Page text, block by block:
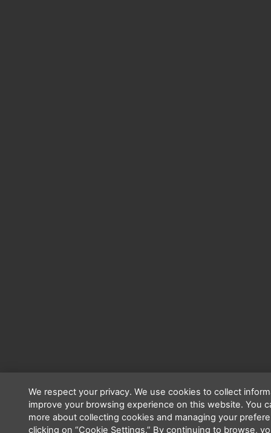
We respect your privacy. We use cookies to collect
improve your browsing experience on this website. You
more about collecting cookies and managing your
clicking on “Cookie Settings.” By continuing to browse,